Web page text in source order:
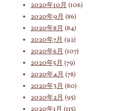
2020年10月 (106)
2020年9月 (86)
2020年8月 (84)
2020年7月 (92)
2020年6月 (107)
2020年5月 (79)
2020年4月 (78)
2020年3月 (80)
2020年2月 (95)